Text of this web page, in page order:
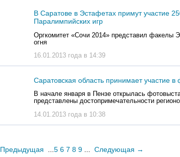
В Саратове в Эстафетах примут участие
Паралимпийских игр
Оргкомитет «Сочи 2014» представил факелы
огня
16.01.2013 года в 14:39
Саратовская область принимает участие
В начале января в Пензе открылась
представлены достопримечательности
14.01.2013 года в 10:38
Предыдущая 5 6 7 8 9 Следующая →